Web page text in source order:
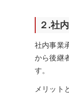
２.社
社内事業
から後継
す。
メリット